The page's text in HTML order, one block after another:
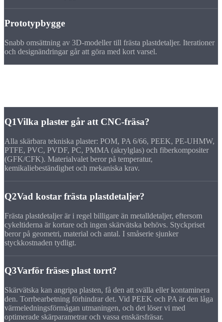
Prototypbygge
Snabb omsättning av 3D-modeller till frästa plastdetaljer. Iterationer
och designändringar går att göra med kort varsel.
Q1Vilka plaster går att CNC-fräsa?
Alla skärbara tekniska plaster: POM, PA 6/66, PEEK, PE-UHMW,
PTFE, PVC, PVDF, PC, PMMA (akrylglas) och fiberkompositer
(GFK/CFK). Materialvalet beror på temperatur,
kemikaliebeständighet och mekaniska krav.
Q2Vad kostar frästa plastdetaljer?
Frästa plastdetaljer är i regel billigare än metalldetaljer, eftersom
cykeltiderna är kortare och ingen skärvätska behövs. Styckpriset
beror på geometri, material och antal. I småserie sjunker
styckkostnaden tydligt.
Q3Varför fräses plast torrt?
Skärvätska kan angripa plasten, få den att svälla eller kontaminera
den. Torrbearbetning förhindrar det. Vid PEEK och PA är den låga
värmeledningsförmågan utmaningen, och det löser vi med
optimerade skärparametrar och vassa enskärsfräsar.